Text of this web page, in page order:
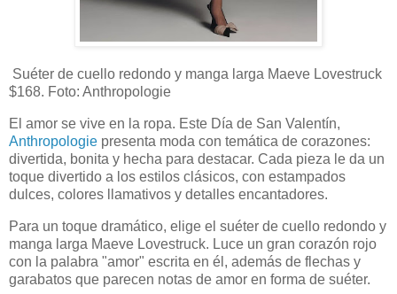
Suéter de cuello redondo y manga larga Maeve Lovestruck
$168. Foto: Anthropologie
El amor se vive en la ropa. Este Día de San Valentín,
Anthropologie presenta moda con temática de corazones:
divertida, bonita y hecha para destacar. Cada pieza le da un
toque divertido a los estilos clásicos, con estampados
dulces, colores llamativos y detalles encantadores.
Para un toque dramático, elige el suéter de cuello redondo y
manga larga Maeve Lovestruck. Luce un gran corazón rojo
con la palabra "amor" escrita en él, además de flechas y
garabatos que parecen notas de amor en forma de suéter.